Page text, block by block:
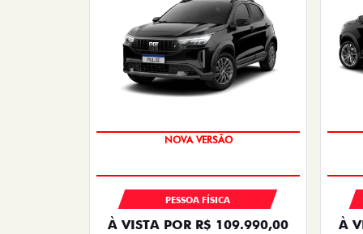
PREÇO IMPERDÍVEL
PESSOA FÍSICA
À VISTA POR R$ 109.990,00 À